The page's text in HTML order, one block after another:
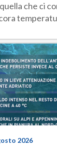
che ci
2026